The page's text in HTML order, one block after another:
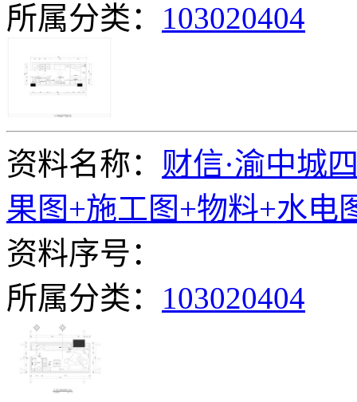
所属分类： 103020404
资料名称： 财信·渝中城
果图+施工图+物料+水电
资料序号：
所属分类： 103020404